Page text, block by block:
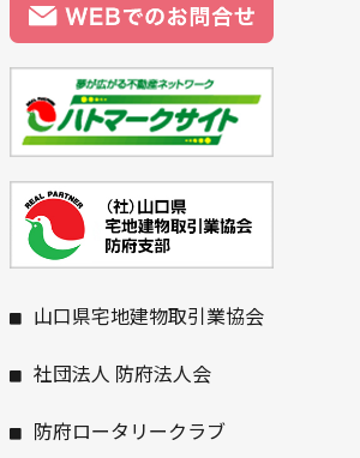
山口県宅地建物取引業協会
社団法人 防府法人会
防府ロータリークラブ